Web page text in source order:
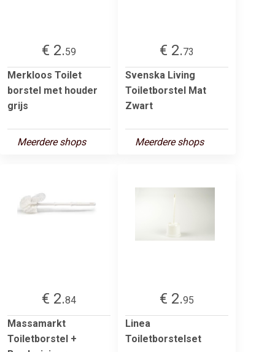
€ 2.59
Merkloos Toilet
borstel met houder
grijs
Meerdere shops
€ 2.73
Svenska Living
Toiletborstel Mat
Zwart
Meerdere shops
€ 2.84
Massamarkt
Toiletborstel +
€ 2.95
Linea
Toiletborstelset